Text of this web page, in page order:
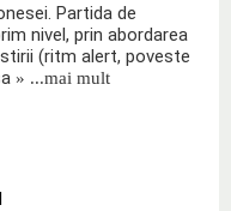
Partida de
nivel, prin abordarea
(ritm alert, poveste
» ...mai mult